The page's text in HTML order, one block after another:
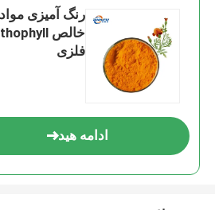
رنگ آمیزی
فلزی
ادامه هید